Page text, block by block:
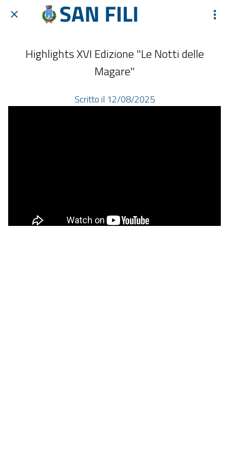
Highlights XVI Edizione "Le Notti delle
Magare"
Scritto il 12/08/2025